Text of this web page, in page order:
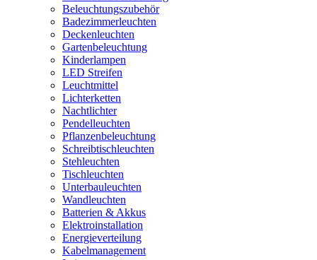
Beleuchtungszubehör
Badezimmerleuchten
Deckenleuchten
Gartenbeleuchtung
Kinderlampen
LED Streifen
Leuchtmittel
Lichterketten
Nachtlichter
Pendelleuchten
Pflanzenbeleuchtung
Schreibtischleuchten
Stehleuchten
Tischleuchten
Unterbauleuchten
Wandleuchten
Batterien & Akkus
Elektroinstallation
Energieverteilung
Kabelmanagement